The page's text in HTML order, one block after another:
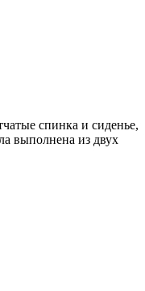
спинка и сиденье,
выполнена из двух